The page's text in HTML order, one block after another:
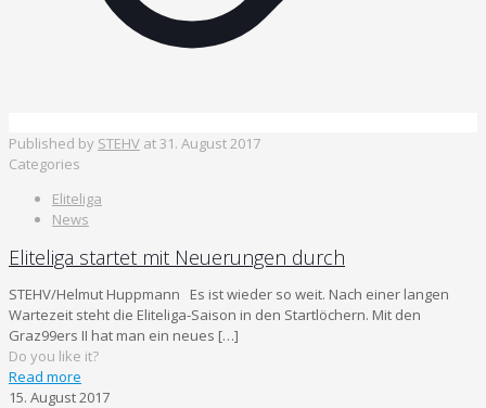
Published by STEHV at31. August 2017
Categories
Eliteliga
News
Eliteliga startet mit Neuerungen durch
STEHV/Helmut Huppmann Es ist wieder so weit. Nach einer langen
Wartezeit steht die Eliteliga-Saison in den Startlöchern. Mit den
Graz99ers II hat man ein neues […]
Do you like it?
Read more
15. August 2017